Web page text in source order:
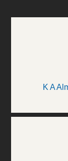
K A